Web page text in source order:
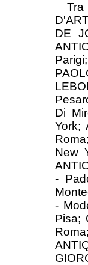
DE
Di
York;
New
-
-
Pisa;